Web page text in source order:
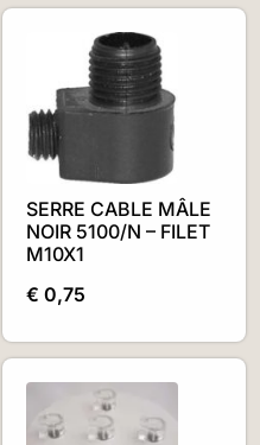
SERRE CABLE MÂLE
NOIR 5100/N – FILET
M10X1
€ 0,75